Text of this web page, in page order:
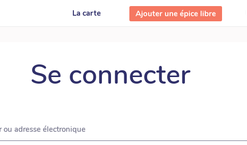
La carte Ajouter une épice libre
Se connecter
adresse électronique